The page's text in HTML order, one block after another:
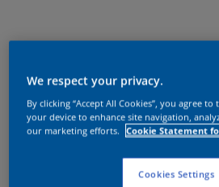
We respect your privacy.
By clicking “Accept All Cookies”, you agree
your device to enhance site navigation,
our marketing efforts.
Cookie Statement
Cookies Settings